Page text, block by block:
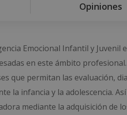
Opiniones
Emocional Infantil y Juvenil
en este ámbito
que permitan las evaluación,
la infancia y la adolescencia.
mediante la adquisición de